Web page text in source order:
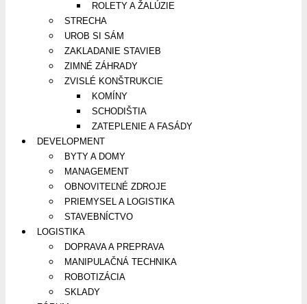
ROLETY A ŽALÚZIE
STRECHA
UROB SI SÁM
ZAKLADANIE STAVIEB
ZIMNÉ ZÁHRADY
ZVISLÉ KONŠTRUKCIE
KOMÍNY
SCHODIŠTIA
ZATEPLENIE A FASÁDY
DEVELOPMENT
BYTY A DOMY
MANAGEMENT
OBNOVITEĽNÉ ZDROJE
PRIEMYSEL A LOGISTIKA
STAVEBNÍCTVO
LOGISTIKA
DOPRAVA A PREPRAVA
MANIPULAČNÁ TECHNIKA
ROBOTIZÁCIA
SKLADY